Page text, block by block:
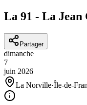
La 91 - La Jean
Partager
dimanche
7
juin 2026
La Norville·Île-de-